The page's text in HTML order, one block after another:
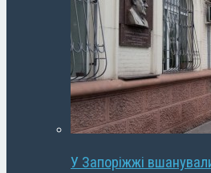
У Запоріжжі